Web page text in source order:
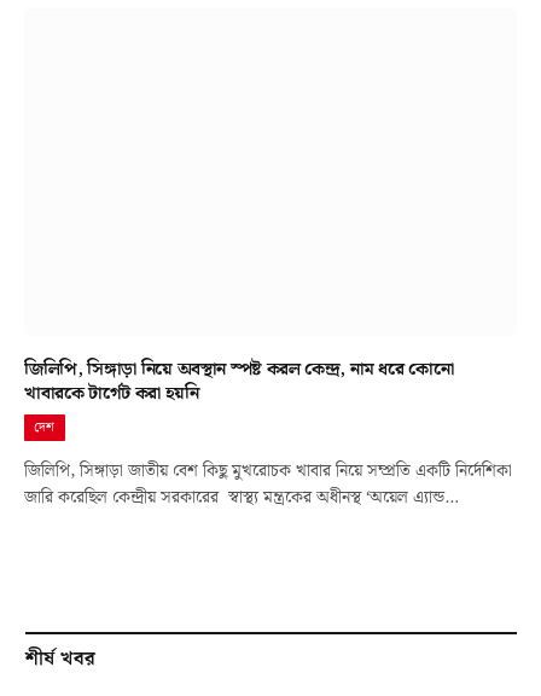
জিলিপি, সিঙ্গাড়া নিয়ে অবস্থান স্পষ্ট করল কেন্দ্র, নাম ধরে কোনো
খাবারকে টার্গেট করা হয়নি
দেশ
জিলিপি, সিঙ্গাড়া জাতীয় বেশ কিছু মুখরোচক খাবার নিয়ে সম্প্রতি একটি নির্দেশিকা
জারি করেছিল কেন্দ্রীয় সরকারের স্বাস্থ্য মন্ত্রকের অধীনস্থ ‘অয়েল এ্যান্ড…
শীর্ষ খবর